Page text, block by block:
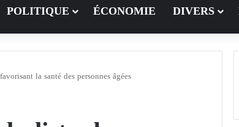
POLITIQUE ÉCONOMIE DIVERS
la santé des personnes âgées